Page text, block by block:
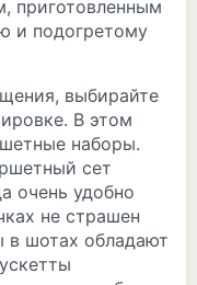
приготовленным
и подогретому
выбирайте
В этом
наборы.
сет
очень удобно
не страшен
в шотах обладают